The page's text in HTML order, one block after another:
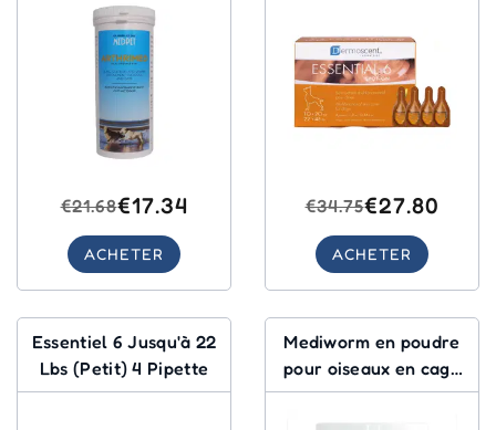
€21.68€17.34
ACHETER
€34.75€27.80
ACHETER
Essentiel 6 Jusqu'à 22
Lbs (Petit) 4 Pipette
Mediworm en poudre
pour oiseaux en cage
100 Gm